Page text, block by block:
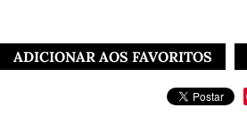
ADICIONAR AOS FAVORITOS